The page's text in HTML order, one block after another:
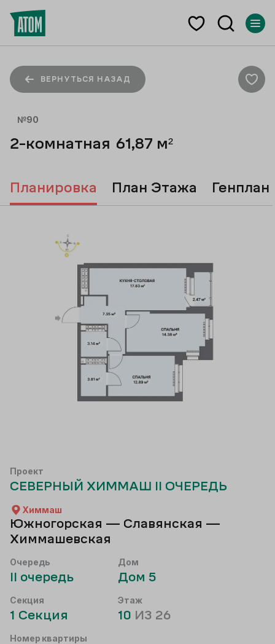
ВЕРНУТЬСЯ НАЗАД
№90
2-комнатная 61,87 м²
Проект
СЕВЕРНЫЙ ХИММАШ II ОЧЕРЕДЬ
Химмаш
Южногорская — Славянская —
Химмашевская
Очередь
II очередь
Дом
Дом 5
Секция
1 Секция
Этаж
10 ИЗ 26
Номер квартиры
Планировка План Этажа Генплан